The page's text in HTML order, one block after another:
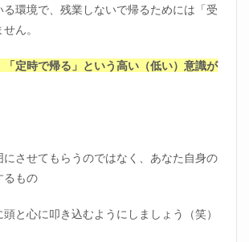
る環境で、残業しないで帰るためには「受
ん。
「定時で帰る」という高い（低い）意識が
にさせてもらうのではなく、あなた自身の
るもの
と心に叩き込むようにしましょう（笑）